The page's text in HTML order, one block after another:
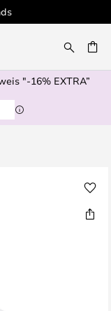
"-16% EXTRA”